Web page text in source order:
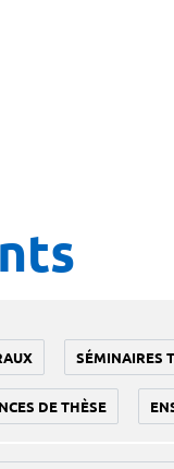
SÉMINAIRES
DE THÈSE